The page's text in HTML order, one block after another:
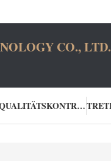
CO., LTD.
QUALITÄTSKONTROLLE